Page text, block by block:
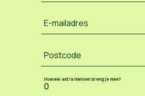
E-mailadres
Postcode
Hoeveel extra mensen breng je mee?